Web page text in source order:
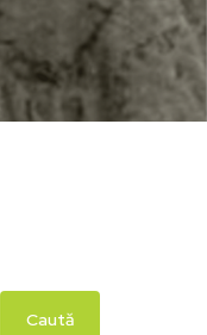
Caută